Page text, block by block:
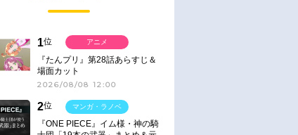
1位
『たんプリ』第28話あらすじ＆
場面カット
2026/08/08 12:00
アニメ
2位
『ONE PIECE』イム様・神の騎
マンガ・ラノベ